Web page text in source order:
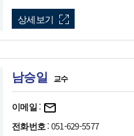
상세보기
남승일 교수
이메일:
전화번호: 051-629-5577